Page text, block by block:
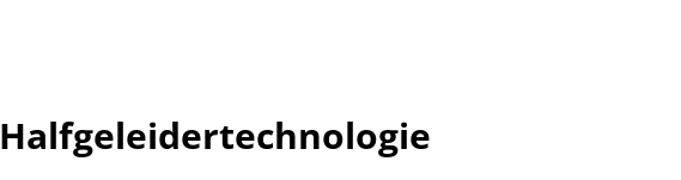
Halfgeleidertechnologie